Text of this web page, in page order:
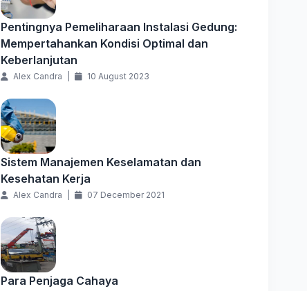
Pentingnya Pemeliharaan Instalasi Gedung:
Mempertahankan Kondisi Optimal dan
Keberlanjutan
Alex Candra 10 August 2023
Sistem Manajemen Keselamatan dan
Kesehatan Kerja
Alex Candra 07 December 2021
Para Penjaga Cahaya